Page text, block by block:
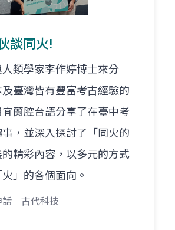
談同火!
類學家李作婷博士來分
臺灣皆有豐富考古經驗的
蘭腔台語分享了在臺中考
，並深入探討了「同火的
的精彩內容，以多元的方式
」的各個面向。
話 古代科技